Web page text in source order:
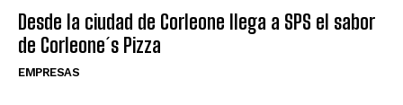
Desde la ciudad de Corleone llega a SPS el sabor
de Corleone´s Pizza
EMPRESAS